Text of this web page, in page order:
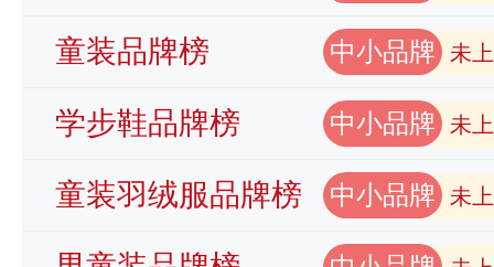
童装品牌榜 中小品牌 未
学步鞋品牌榜 中小品牌 未
童装羽绒服品牌榜 中小品牌 未